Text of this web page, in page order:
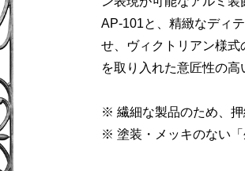
AP-101と、精緻なディ
せ、ヴィクトリアン様
を取り入れた意匠性の高
※ 繊細な製品のため、押
※ 塗装・メッキのない「